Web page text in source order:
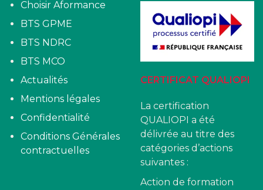
Choisir Aformance
BTS GPME
BTS NDRC
BTS MCO
Actualités
Mentions légales
Confidentialité
Conditions Générales
contractuelles
CERTIFICAT QUALIOPI
La certification
QUALIOPI a été
délivrée au titre des
catégories d’actions
suivantes :
Action de formation